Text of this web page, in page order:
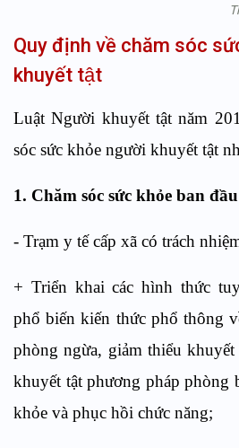
Quy định về chăm sóc
khuyết tật
Luật Người khuyết tật năm
sóc sức khỏe người khuyết tật
1. Chăm sóc sức khỏe ban
- Trạm y tế cấp xã có trách
+ Triển khai các hình thức
phổ biến kiến thức phổ thông
phòng ngừa, giảm thiểu
khuyết tật phương pháp phòng
khỏe và phục hồi chức năng;